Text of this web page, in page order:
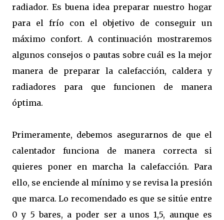
radiador. Es buena idea preparar nuestro hogar
para el frío con el objetivo de conseguir un
máximo confort. A continuación mostraremos
algunos consejos o pautas sobre cuál es la mejor
manera de preparar la calefacción, caldera y
radiadores para que funcionen de manera
óptima.
Primeramente, debemos asegurarnos de que el
calentador funciona de manera correcta si
quieres poner en marcha la calefacción. Para
ello, se enciende al mínimo y se revisa la presión
que marca. Lo recomendado es que se sitúe entre
0 y 5 bares, a poder ser a unos 1,5, aunque es